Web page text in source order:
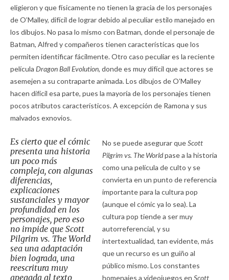
eligieron y que físicamente no tienen la gracia de los personajes
de O’Malley, difícil de lograr debido al peculiar estilo manejado en
los dibujos. No pasa lo mismo con Batman, donde el personaje de
Batman, Alfred y compañeros tienen características que los
permiten identificar fácilmente. Otro caso peculiar es la reciente
película Dragon Ball Evolution, donde es muy difícil que actores se
asemejen a su contraparte animada. Los dibujos de O’Malley
hacen difícil esa parte, pues la mayoría de los personajes tienen
pocos atributos característicos. A excepción de Ramona y sus
malvados exnovios.
Es cierto que el cómic
presenta una historia
un poco más
compleja, con algunas
diferencias,
explicaciones
sustanciales y mayor
profundidad en los
personajes, pero eso
no impide que Scott
Pilgrim vs. The World
sea una adaptación
bien lograda, una
reescritura muy
apegada al texto
No se puede asegurar queScott
Pilgrim vs. The Worldpase a la historia
como una película de culto y se
convierta en un punto de referencia
importante para la cultura pop
(aunque el cómic ya lo sea). La
cultura pop tiende a ser muy
autorreferencial, y su
intertextualidad, tan evidente, más
que un recurso es un guiño al
público mismo. Los constantes
homenajes a videojuegos en Scott